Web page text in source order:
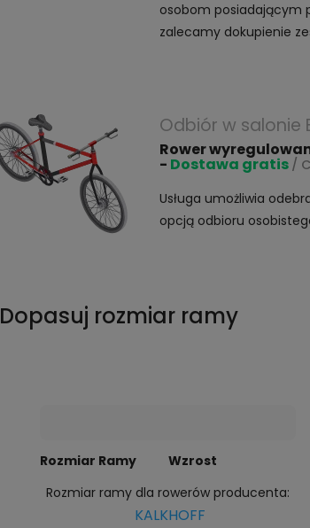
osobom posiadającym
zalecamy dokupienie
Odbiór w salonie
Rower
- Dostawa gratis /
Usługa umożliwia
opcją odbioru
Dopasuj rozmiar ramy
Rozmiar Ramy
Wzrost
Rozmiar ramy dla rowerów producenta:
KALKHOFF